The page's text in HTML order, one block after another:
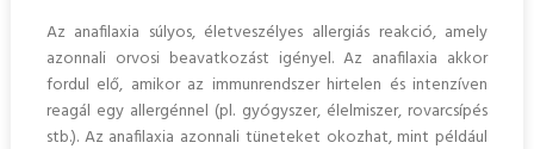
Az anafilaxia súlyos, életveszélyes allergiás reakció, amely
azonnali orvosi beavatkozást igényel. Az anafilaxia akkor
fordul elő, amikor az immunrendszer hirtelen és intenzíven
reagál egy allergénnel (pl. gyógyszer, élelmiszer, rovarcsípés
stb.). Az anafilaxia azonnali tüneteket okozhat, mint például